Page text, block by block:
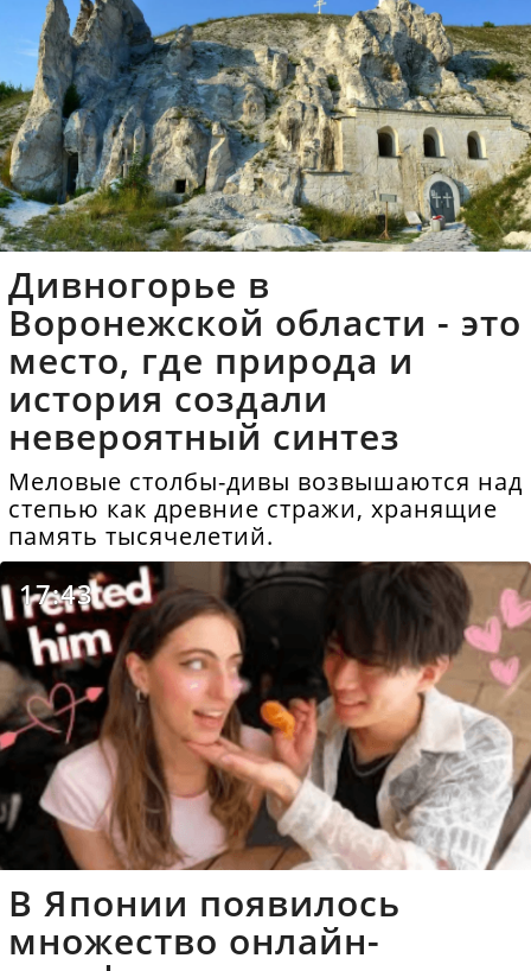
Дивногорье в
Воронежской области - это
место, где природа и
история создали
невероятный синтез
Меловые столбы-дивы возвышаются над
степью как древние стражи, хранящие
память тысячелетий.
17:43
В Японии появилось
множество онлайн-